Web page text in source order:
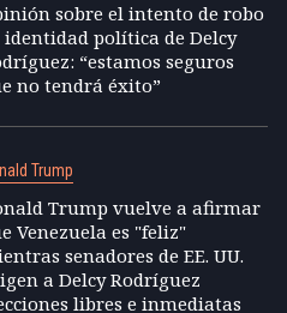
sobre el intento de robo
identidad política de Delcy
“estamos seguros
no tendrá éxito”
Trump
Trump vuelve a afirmar
Venezuela es "feliz"
senadores de EE. UU.
a Delcy Rodríguez
libres e inmediatas